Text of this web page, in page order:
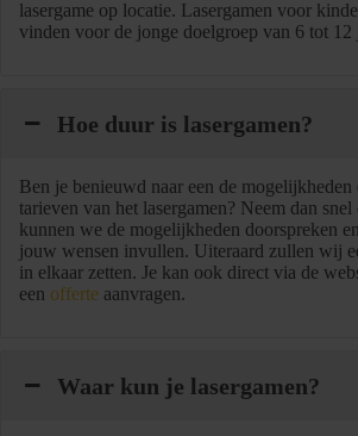
lasergame op locatie. Lasergamen voor
vinden voor de jonge doelgroep van 6 tot 12
Hoe duur is lasergamen?
Ben je benieuwd naar een de mogelijkheden
tarieven van het lasergamen? Neem dan snel
kunnen we de mogelijkheden doorspreken
jouw wensen invullen. Uiteraard zullen wij
in elkaar zetten. Je kan ook direct via de
een offerte aanvragen.
Waar kun je lasergamen?